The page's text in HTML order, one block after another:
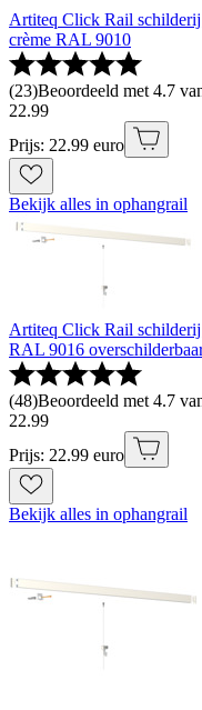
Artiteq Click Rail schilderij
crème RAL 9010
(23)Beoordeeld met 4.7
22.99
Prijs: 22.99 euro
Bekijk alles in ophangrail
Artiteq Click Rail schilderij
RAL 9016
(48)Beoordeeld met 4.7
22.99
Prijs: 22.99 euro
Bekijk alles in ophangrail